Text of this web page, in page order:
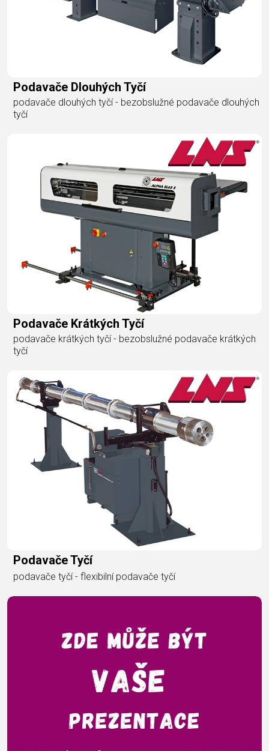
Podavače Dlouhých Tyčí
podavače dlouhých tyčí - bezobslužné podavače dlouhých
tyčí
Podavače Krátkých Tyčí
podavače krátkých tyčí - bezobslužné podavače krátkých
tyčí
Podavače Tyčí
podavače tyčí - flexibilní podavače tyčí